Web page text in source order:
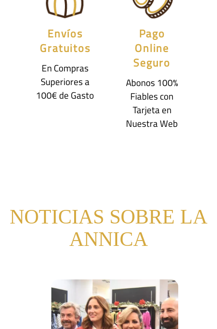
Envíos
Gratuitos
En Compras
Superiores a
100€ de Gasto
Pago
Online
Seguro
Abonos 100%
Fiables con
Tarjeta en
Nuestra Web
NOTICIAS SOBRE LA
ANNICA